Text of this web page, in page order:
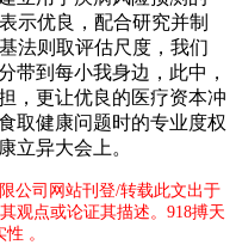
示优良，配合研究并制
法则取评估尺度，我们
带到每小我身边，此中，
，更让优良的医疗资本冲
取健康问题时的专业度权
立异大会上。
公司网站刊登/转载此文出于
观点或论证其描述。918搏天
。